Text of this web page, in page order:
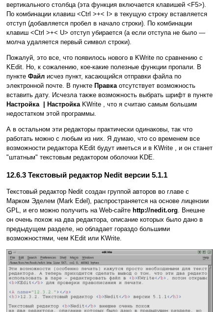
вертикального столбца (эта функция включается клавишей <F5>).
По комбинации клавиш <Ctrl >+< I> в текущую строку вставляется
отступ (добавляется пробел в начало строки). По комбинации
клавиш <Ctrl >+< U> отступ убирается (а если отступа не было —
молча удаляется первый символ строки).
Пожалуй, это все, что появилось нового в KWrite по сравнению с
KEdit. Но, к сожалению, кое-какие полезные функции пропали. В
пункте Файл исчез пункт, касающийся отправки файла по
электронной почте. В пункте Правкаотсутствует возможность
вставить дату. Исчезла также возможность выбрать шрифт в пункте
Настройка | Настройка KWrite , что я считаю самым большим
недостатком этой программы.
А в остальном эти редакторы практически одинаковы, так что
работать можно с любым из них. Я думаю, что со временем все
возможности редактора KEdit будут иметься и в KWrite , и он станет
"штатным" текстовым редактором оболочки KDE.
12.6.3 Текстовый редактор Nedit версии 5.1.1
Текстовый редактор Nedit создан группой авторов во главе с
Марком Эделем (Mark Edel), распространяется на основе лицензии
GPL, и его можно получить на Web-сайте http://nedit.org. Внешне
он очень похож на два редактора, описание которых было дано в
предыдущем разделе, но обладает гораздо большими
возможностями, чем KEdit или KWrite.